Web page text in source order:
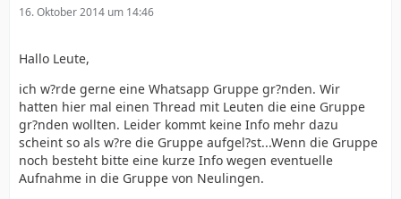
16. Oktober 2014 um 14:46
Hallo Leute,
ich w?rde gerne eine Whatsapp Gruppe gr?nden. Wir
hatten hier mal einen Thread mit Leuten die eine Gruppe
gr?nden wollten. Leider kommt keine Info mehr dazu
scheint so als w?re die Gruppe aufgel?st...Wenn die Gruppe
noch besteht bitte eine kurze Info wegen eventuelle
Aufnahme in die Gruppe von Neulingen.